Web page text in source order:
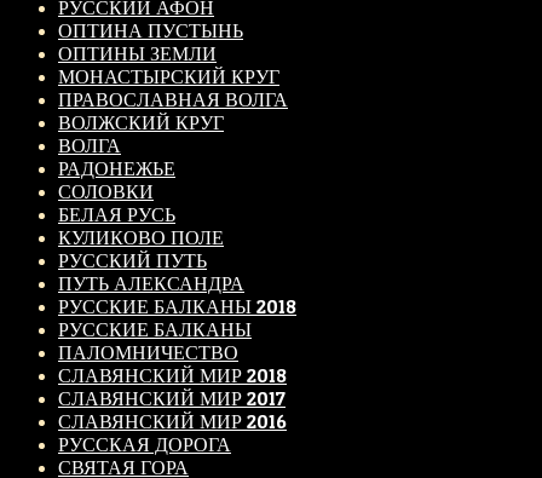
РУССКИЙ АФОН
ОПТИНА ПУСТЫНЬ
ОПТИНЫ ЗЕМЛИ
МОНАСТЫРСКИЙ КРУГ
ПРАВОСЛАВНАЯ ВОЛГА
ВОЛЖСКИЙ КРУГ
ВОЛГА
РАДОНЕЖЬЕ
СОЛОВКИ
БЕЛАЯ РУСЬ
КУЛИКОВО ПОЛЕ
РУССКИЙ ПУТЬ
ПУТЬ АЛЕКСАНДРА
РУССКИЕ БАЛКАНЫ 2018
РУССКИЕ БАЛКАНЫ
ПАЛОМНИЧЕСТВО
СЛАВЯНСКИЙ МИР 2018
СЛАВЯНСКИЙ МИР 2017
СЛАВЯНСКИЙ МИР 2016
РУССКАЯ ДОРОГА
СВЯТАЯ ГОРА